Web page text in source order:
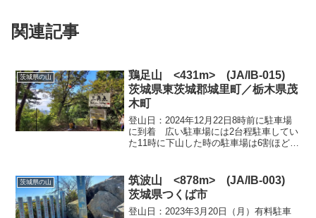
関連記事
茨城県の山
鶏足山 <431m> (JA/IB-015)
茨城県東茨城郡城里町／栃木県茂
木町
登山日：2024年12月22日8時前に駐車場
に到着 広い駐車場には2台程駐車してい
た11時に下山した時の駐車場は6割ほど埋
緩やかに登っていくゆるやかな登山道だ
が、途中...
茨城県の山
筑波山 <878m> (JA/IB-003)
茨城県つくば市
登山日：2023年3月20日（月）有料駐車